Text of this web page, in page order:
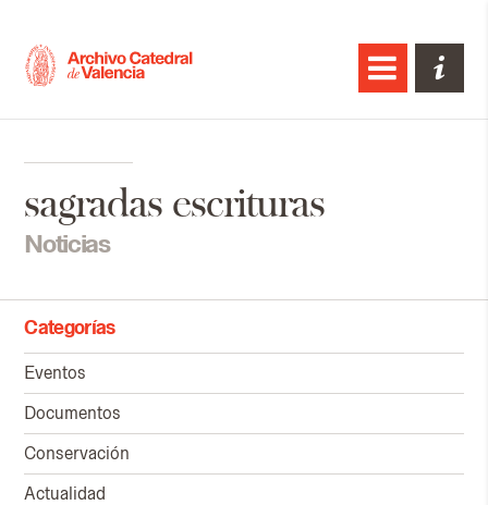
sagradas escrituras
Noticias
Categorías
Eventos
Documentos
Conservación
Actualidad